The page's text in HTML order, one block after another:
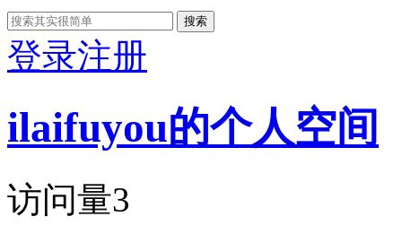
搜索
登录注册
ilaifuyou的个人空间
访问量3